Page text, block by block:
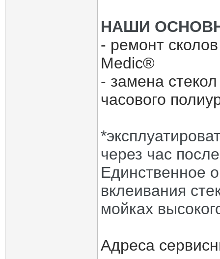
НАШИ
- ремонт
Medic®
- замена
часового
через час
Единственное
вклеивания
мойках
Адреса